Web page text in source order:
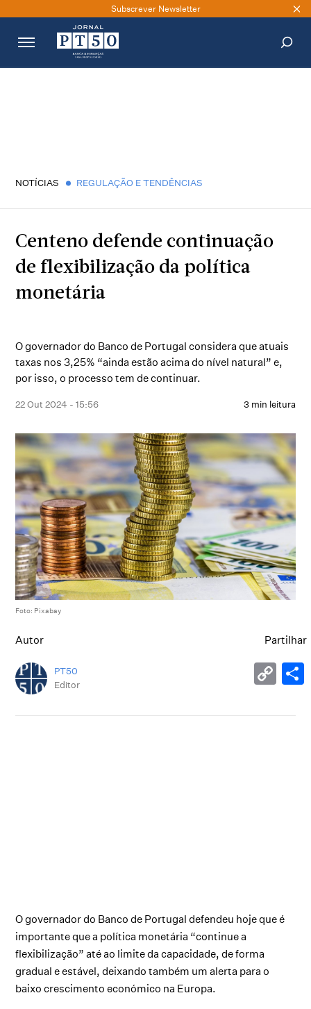
Subscrever Newsletter
NOTÍCIAS REGULAÇÃO E TENDÊNCIAS
Centeno defende continuação
de flexibilização da política
monetária
O governador do Banco de Portugal considera que atuais
taxas nos 3,25% “ainda estão acima do nível natural” e,
por isso, o processo tem de continuar.
22 Out 2024 - 15:56 3 min leitura
Foto: Pixabay
Autor
PT50
Editor
Partilhar
O governador do Banco de Portugal defendeu hoje que é
importante que a política monetária “continue a
flexibilização” até ao limite da capacidade, de forma
gradual e estável, deixando também um alerta para o
baixo crescimento económico na Europa.